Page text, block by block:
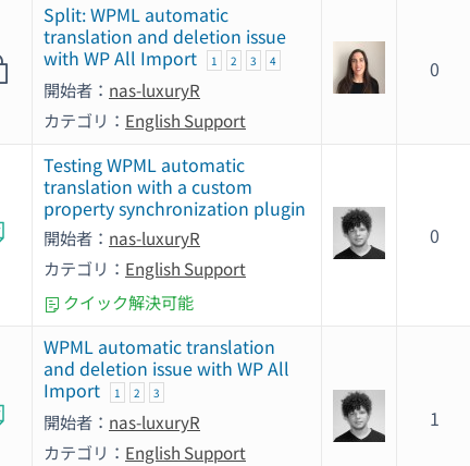
Split: WPML automatic
translation and deletion issue
with WP All Import
1 2 3 4
開始者： nas-luxuryR
カテゴリ： English Support
0
Testing WPML automatic
translation with a custom
property synchronization plugin
開始者： nas-luxuryR
カテゴリ： English Support
クイック解決可能
0
WPML automatic translation
and deletion issue with WP All
Import
1 2 3
開始者： nas-luxuryR
カテゴリ： English Support
1